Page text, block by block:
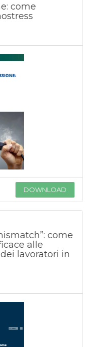
come
DOWNLOAD
come
alle
lavoratori in